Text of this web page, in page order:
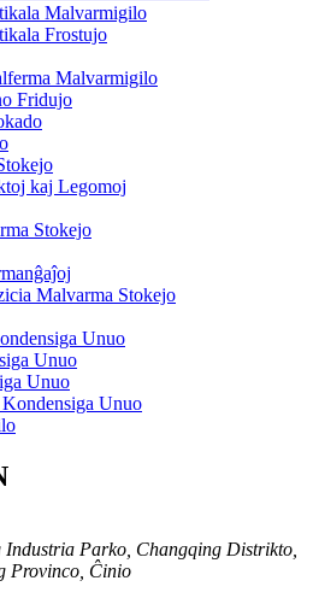
Malvarmigilo
Frostujo
Malvarmigilo
Fridujo
kaj Legomoj
Stokejo
Malvarma Stokejo
Unuo
Unuo
Unuo
Unuo
Industria Parko, Changqing Distrikto,
Provinco, Ĉinio